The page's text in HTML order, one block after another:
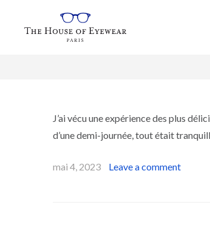
J’ai vécu une expérience des plus
d’une demi-journée, tout était
mai 4, 2023 Leave a comment